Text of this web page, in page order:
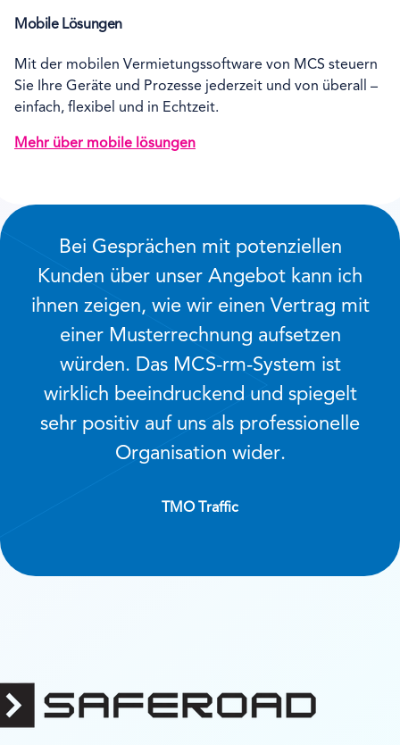
Mobile Lösungen
Mit der mobilen Vermietungssoftware von MCS steuern
Sie Ihre Geräte und Prozesse jederzeit und von überall –
einfach, flexibel und in Echtzeit.
Mehr über mobile lösungen
Bei Gesprächen mit potenziellen
Kunden über unser Angebot kann ich
ihnen zeigen, wie wir einen Vertrag mit
einer Musterrechnung aufsetzen
würden. Das MCS-rm-System ist
wirklich beeindruckend und spiegelt
sehr positiv auf uns als professionelle
Organisation wider.
TMO Traffic